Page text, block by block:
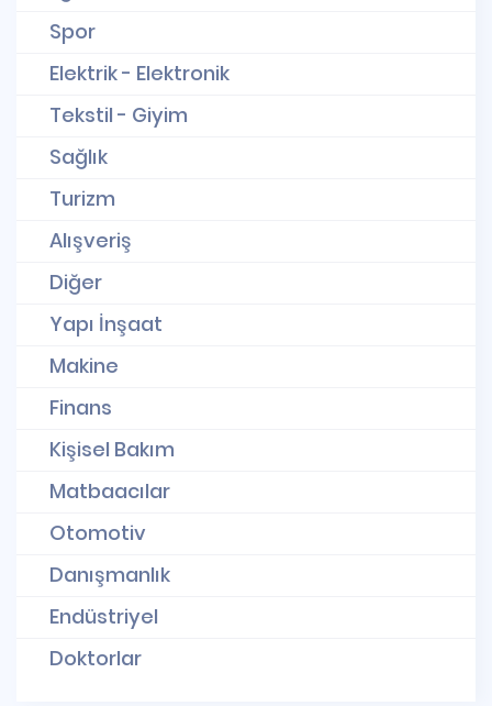
Spor
Elektrik - Elektronik
Tekstil - Giyim
Sağlık
Turizm
Alışveriş
Diğer
Yapı İnşaat
Makine
Finans
Kişisel Bakım
Matbaacılar
Otomotiv
Danışmanlık
Endüstriyel
Doktorlar